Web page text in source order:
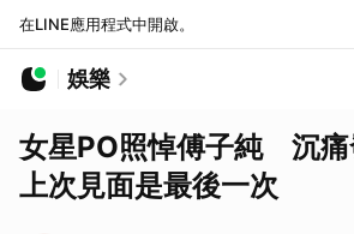
在LINE應用程式中開啟。
娛樂
女星PO照悼傅子純 沉痛
上次見面是最後一次